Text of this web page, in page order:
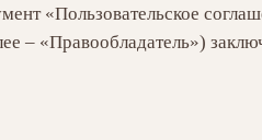
«Пользовательское
– «Правообладатель»)